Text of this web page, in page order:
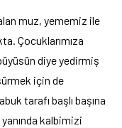
muz, yememiz ile
Çocuklarımıza
diye yedirmiş
için de
tarafı başlı başına
kalbimizi